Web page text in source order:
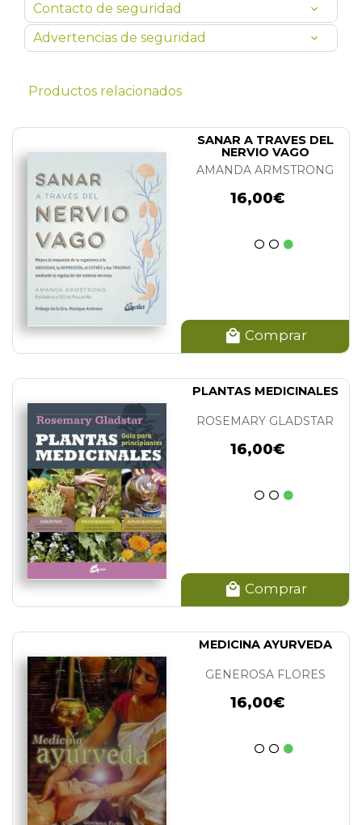
Contacto de seguridad
Advertencias de seguridad
Productos relacionados
SANAR A TRAVES DEL
NERVIO VAGO
AMANDA ARMSTRONG
16,00€
Comprar
PLANTAS MEDICINALES
ROSEMARY GLADSTAR
16,00€
Comprar
MEDICINA AYURVEDA
GENEROSA FLORES
16,00€